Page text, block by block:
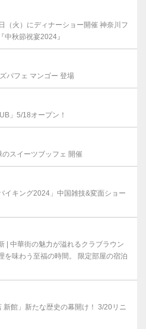
（火）にディナーショー開催 神奈川フ
中秋節祝宴2024』
パフェ マンゴー 登場
」5/18オープン！
スイーツブッフェ 開催
イキング2024」中国雑技&変面ショー
| 中華街の魅力が溢れるクラブラウン
を味わう至福の時間。 限定部屋の宿泊
新館」新たな歴史の幕開け！ 3/20リニ